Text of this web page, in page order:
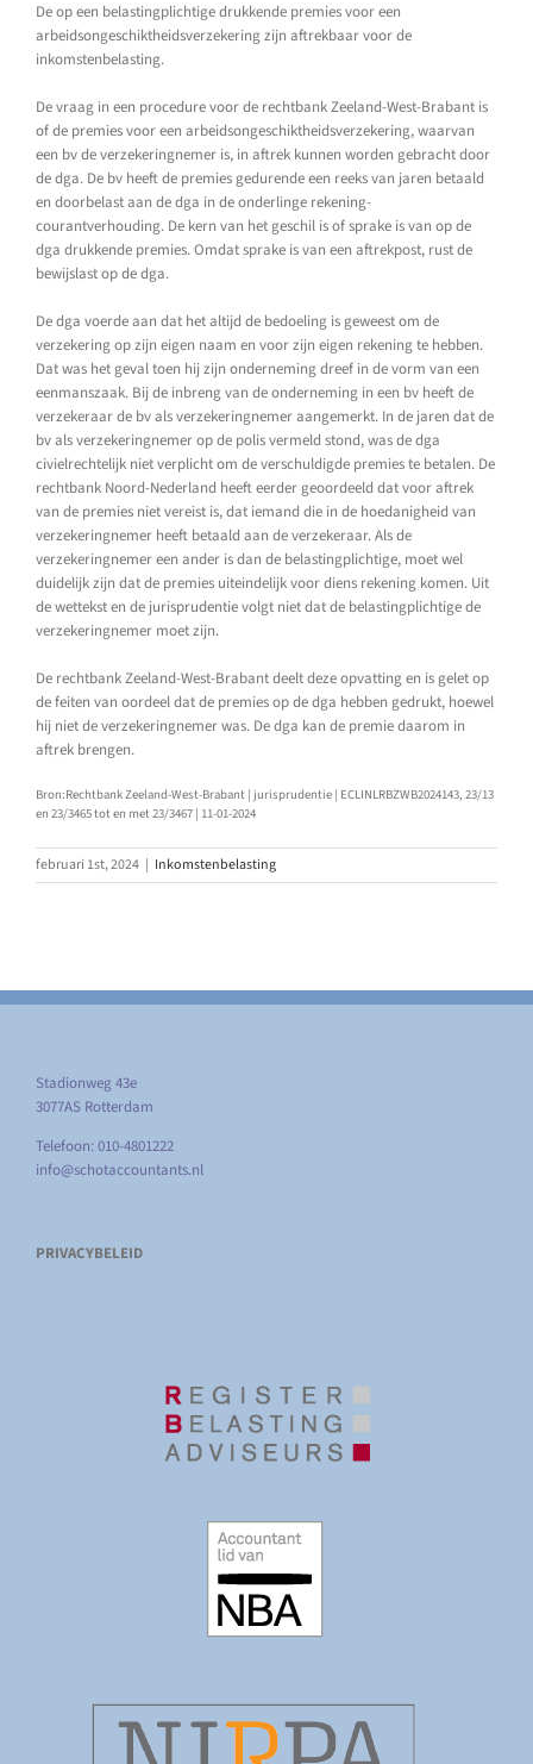
De op een belastingplichtige drukkende premies voor een
arbeidsongeschiktheidsverzekering zijn aftrekbaar voor de
inkomstenbelasting.
De vraag in een procedure voor de rechtbank Zeeland-West-Brabant is
of de premies voor een arbeidsongeschiktheidsverzekering, waarvan
een bv de verzekeringnemer is, in aftrek kunnen worden gebracht door
de dga. De bv heeft de premies gedurende een reeks van jaren betaald
en doorbelast aan de dga in de onderlinge rekening-
courantverhouding. De kern van het geschil is of sprake is van op de
dga drukkende premies. Omdat sprake is van een aftrekpost, rust de
bewijslast op de dga.
De dga voerde aan dat het altijd de bedoeling is geweest om de
verzekering op zijn eigen naam en voor zijn eigen rekening te hebben.
Dat was het geval toen hij zijn onderneming dreef in de vorm van een
eenmanszaak. Bij de inbreng van de onderneming in een bv heeft de
verzekeraar de bv als verzekeringnemer aangemerkt. In de jaren dat de
bv als verzekeringnemer op de polis vermeld stond, was de dga
civielrechtelijk niet verplicht om de verschuldigde premies te betalen. De
rechtbank Noord-Nederland heeft eerder geoordeeld dat voor aftrek
van de premies niet vereist is, dat iemand die in de hoedanigheid van
verzekeringnemer heeft betaald aan de verzekeraar. Als de
verzekeringnemer een ander is dan de belastingplichtige, moet wel
duidelijk zijn dat de premies uiteindelijk voor diens rekening komen. Uit
de wettekst en de jurisprudentie volgt niet dat de belastingplichtige de
verzekeringnemer moet zijn.
De rechtbank Zeeland-West-Brabant deelt deze opvatting en is gelet op
de feiten van oordeel dat de premies op de dga hebben gedrukt, hoewel
hij niet de verzekeringnemer was. De dga kan de premie daarom in
aftrek brengen.
Bron:Rechtbank Zeeland-West-Brabant | jurisprudentie | ECLINLRBZWB2024143, 23/13
en 23/3465 tot en met 23/3467 | 11-01-2024
februari 1st, 2024 | Inkomstenbelasting
Stadionweg 43e
3077AS Rotterdam
Telefoon: 010-4801222
info@schotaccountants.nl
PRIVACYBELEID